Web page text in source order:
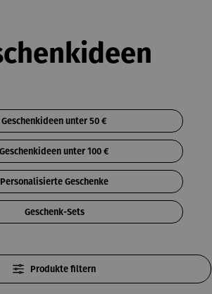
Geschenkideen unter 50 €
Geschenkideen unter 100 €
Personalisierte Geschenke
Geschenk-Sets
Produkte filtern